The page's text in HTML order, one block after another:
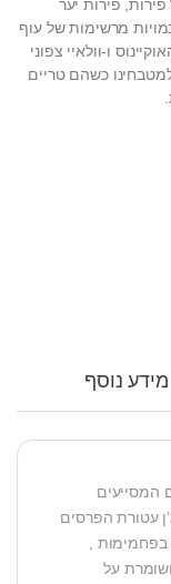
פירות יער
מרשימות של עוף
ו-וולאיי צפוני
למטבחינו כשהם טריים
מידע נוסף
המסייעים
עטורת הפרסים
בפחמימות ,
על